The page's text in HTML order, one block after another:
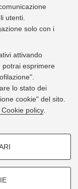
utenti.
solo con i
attivando
potrai esprimere
lo stato dei
cookie" del sito.
policy.
caratteristiche della
comportamento sul
è unicamente